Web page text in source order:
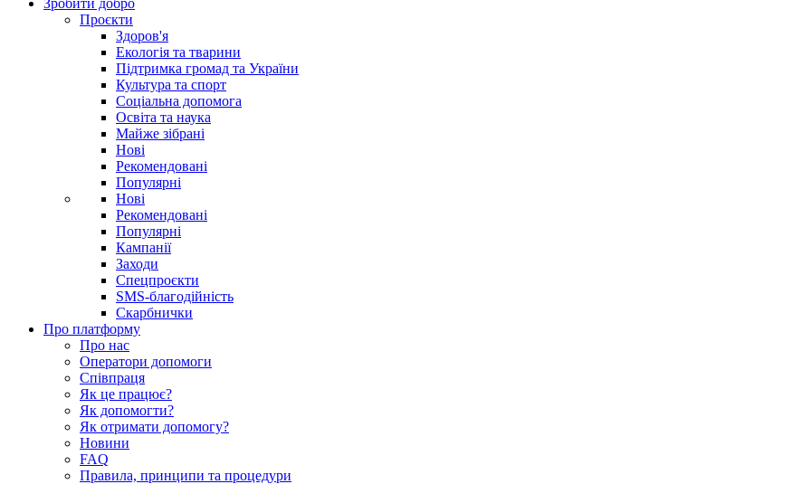
Зробити добро
Проєкти
Здоров'я
Екологія та тварини
Підтримка громад та України
Культура та спорт
Соціальна допомога
Освіта та наука
Майже зібрані
Нові
Рекомендовані
Популярні
Нові
Рекомендовані
Популярні
Кампанії
Заходи
Спецпроєкти
SMS-благодійність
Скарбнички
Про платформу
Про нас
Оператори допомоги
Співпраця
Як це працює?
Як допомогти?
Як отримати допомогу?
Новини
FAQ
Правила, принципи та процедури